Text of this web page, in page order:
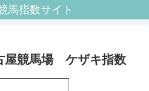
馬指数サイト
競馬場 ケザキ指数